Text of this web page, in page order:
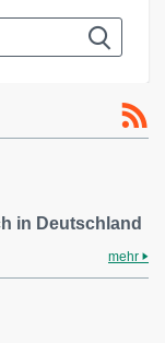
in Deutschland
mehr